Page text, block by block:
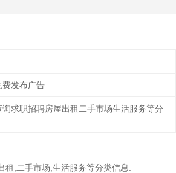
费发布广告
求职招聘房屋出租二手市场生活服务等分
,二手市场,生活服务等分类信息.